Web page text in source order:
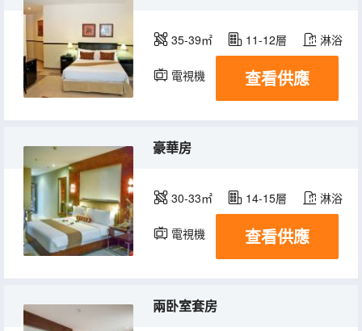
35-39㎡ 11-12層 淋浴
電視機 查看供應
豪華房
30-33㎡ 14-15層 淋浴
電視機 查看供應
兩卧室套房